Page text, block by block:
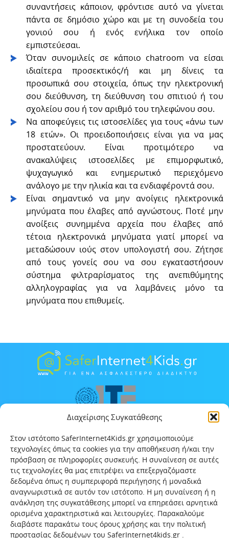
Διαχείρισης Συγκατάθεσης
Στον ιστότοπο SaferInternet4Kids.gr χρησιμοποιούμε
τεχνολογίες όπως τα cookies για την αποθήκευση ή/και την
πρόσβαση σε πληροφορίες συσκευής. Η συναίνεση σε αυτές
τις τεχνολογίες θα μας επιτρέψει να επεξεργαζόμαστε
δεδομένα όπως η συμπεριφορά περιήγησης ή μοναδικά
αναγνωριστικά σε αυτόν τον ιστότοπο. Η μη συναίνεση ή η
ανάκληση της συγκατάθεσης μπορεί να επηρεάσει αρνητικά
ορισμένα χαρακτηριστικά και λειτουργίες. Παρακαλούμε
διαβάστε παρακάτω τους όρους χρήσης και την πολιτική
προστασίας δεδομένων του SaferInternet4kids.gr .
συναντήσεις κάποιον, φρόντισε αυτό να γίνεται
πάντα σε δημόσιο χώρο και με τη συνοδεία του
γονιού σου ή ενός ενήλικα τον οποίο
εμπιστεύεσαι.
Όταν συνομιλείς σε κάποιο chatroom να είσαι
ιδιαίτερα προσεκτικός/ή και μη δίνεις τα
προσωπικά σου στοιχεία, όπως την ηλεκτρονική
σου διεύθυνση, τη διεύθυνση του σπιτιού ή του
σχολείου σου ή τον αριθμό του τηλεφώνου σου.
Να αποφεύγεις τις ιστοσελίδες για τους «άνω των
18 ετών». Οι προειδοποιήσεις είναι για να μας
προστατεύουν. Είναι προτιμότερο να
ανακαλύψεις ιστοσελίδες με επιμορφωτικό,
ψυχαγωγικό και ενημερωτικό περιεχόμενο
ανάλογο με την ηλικία και τα ενδιαφέροντά σου.
Είναι σημαντικό να μην ανοίγεις ηλεκτρονικά
μηνύματα που έλαβες από αγνώστους. Ποτέ μην
ανοίξεις συνημμένα αρχεία που έλαβες από
τέτοια ηλεκτρονικά μηνύματα γιατί μπορεί να
μεταδώσουν ιούς στον υπολογιστή σου. Ζήτησε
από τους γονείς σου να σου εγκαταστήσουν
σύστημα φιλτραρίσματος της ανεπιθύμητης
αλληλογραφίας για να λαμβάνεις μόνο τα
μηνύματα που επιθυμείς.